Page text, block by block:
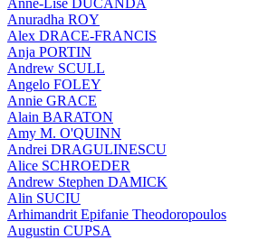
Anuradha ROY
Alex DRACE-FRANCIS
Anja PORTIN
Andrew SCULL
Angelo FOLEY
Annie GRACE
Alain BARATON
Amy M. O'QUINN
Andrei DRAGULINESCU
Alice SCHROEDER
Andrew Stephen DAMICK
Alin SUCIU
Arhimandrit Epifanie Theodoropoulos
Augustin CUPSA